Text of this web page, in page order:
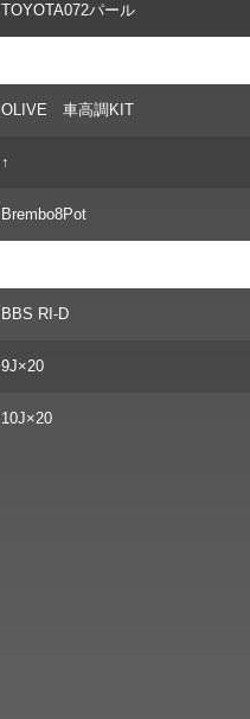
TOYOTA072パール
OLIVE 車高調KIT
↑
Brembo8Pot
BBS RI-D
9J×20
10J×20